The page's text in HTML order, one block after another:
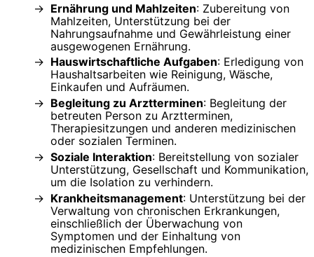
Ernährung und Mahlzeiten: Zubereitung von
Mahlzeiten, Unterstützung bei der
Nahrungsaufnahme und Gewährleistung einer
ausgewogenen Ernährung.
Hauswirtschaftliche Aufgaben: Erledigung von
Haushaltsarbeiten wie Reinigung, Wäsche,
Einkaufen und Aufräumen.
Begleitung zu Arztterminen: Begleitung der
betreuten Person zu Arztterminen,
Therapiesitzungen und anderen medizinischen
oder sozialen Terminen.
Soziale Interaktion: Bereitstellung von sozialer
Unterstützung, Gesellschaft und Kommunikation,
um die Isolation zu verhindern.
Krankheitsmanagement: Unterstützung bei der
Verwaltung von chronischen Erkrankungen,
einschließlich der Überwachung von
Symptomen und der Einhaltung von
medizinischen Empfehlungen.